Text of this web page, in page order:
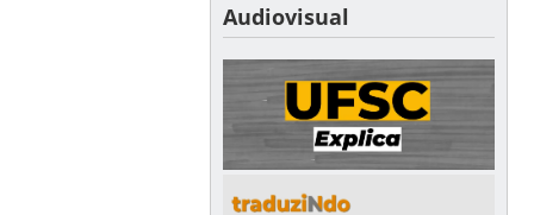
Audiovisual